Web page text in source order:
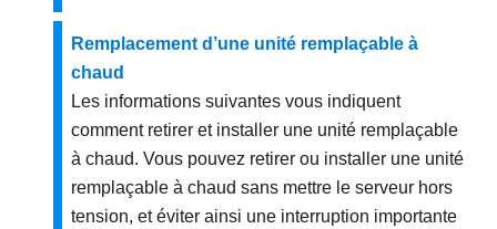
Remplacement d’une unité remplaçable à
chaud
Les informations suivantes vous indiquent
comment retirer et installer une unité remplaçable
à chaud. Vous pouvez retirer ou installer une unité
remplaçable à chaud sans mettre le serveur hors
tension, et éviter ainsi une interruption importante